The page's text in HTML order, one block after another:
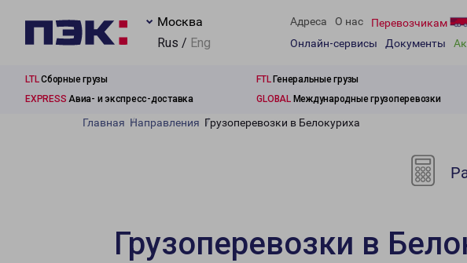
Москва
Rus / Eng
Адреса О нас Перевозчикам
Онлайн-сервисы
Документы
LTLСборные грузы FTLГенеральные грузы
EXPRESS Авиа- и экспресс-доставка GLOBALМеждународные грузоперевозки
Главная Направления Грузоперевозки в Белокуриха
Грузоперевозки в